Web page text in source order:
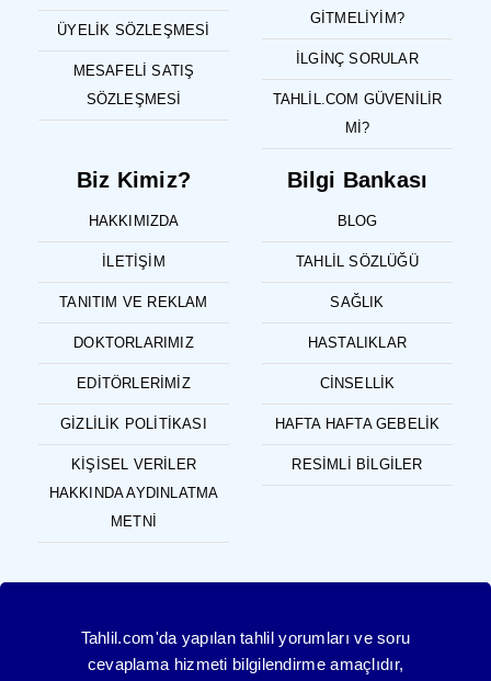
ÜYELIK SÖZLEŞMESI
MESAFELI SATIŞ
SÖZLEŞMESI
GITMELIYIM?
İLGINÇ SORULAR
TAHLIL.COM GÜVENILIR
MI?
Biz Kimiz?
HAKKIMIZDA
İLETIŞIM
TANITIM VE REKLAM
DOKTORLARIMIZ
EDITÖRLERIMIZ
GIZLILIK POLITIKASI
KIŞISEL VERILER
HAKKINDA AYDINLATMA
METNI
Bilgi Bankası
BLOG
TAHLIL SÖZLÜĞÜ
SAĞLIK
HASTALIKLAR
CINSELLIK
HAFTA HAFTA GEBELIK
RESIMLI BILGILER
Tahlil.com'da yapılan tahlil yorumları ve soru
cevaplama hizmeti bilgilendirme amaçlıdır,